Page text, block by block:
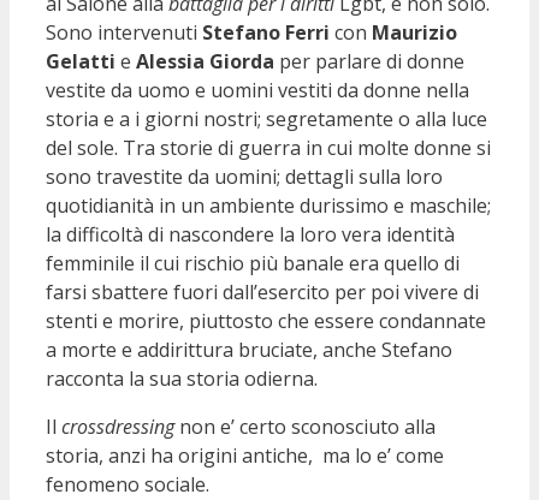
Sono intervenuti Stefano Ferri con Maurizio
Gelatti e Alessia Giorda per parlare di donne
vestite da uomo e uomini vestiti da donne nella
storia e a i giorni nostri; segretamente o alla luce
del sole. Tra storie di guerra in cui molte donne si
sono travestite da uomini; dettagli sulla loro
quotidianità in un ambiente durissimo e maschile;
la difficoltà di nascondere la loro vera identità
femminile il cui rischio più banale era quello di
farsi sbattere fuori dall’esercito per poi vivere di
stenti e morire, piuttosto che essere condannate
a morte e addirittura bruciate, anche Stefano
racconta la sua storia odierna.
Il crossdressingnon e’ certo sconosciuto alla
storia, anzi ha origini antiche, ma lo e’ come
fenomeno sociale.